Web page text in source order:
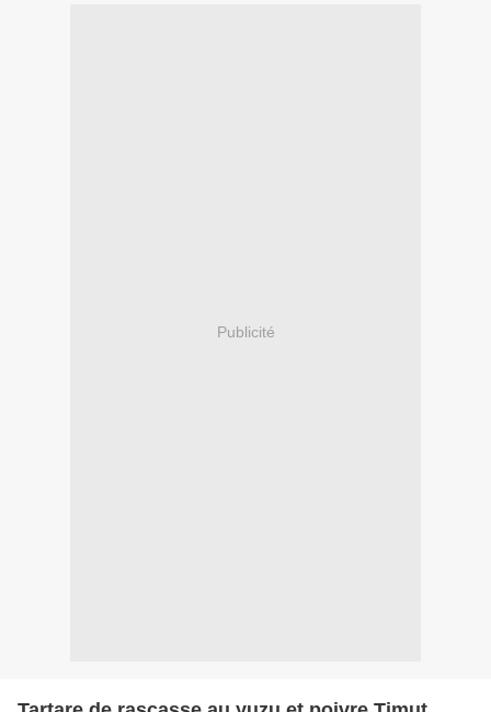
Publicité